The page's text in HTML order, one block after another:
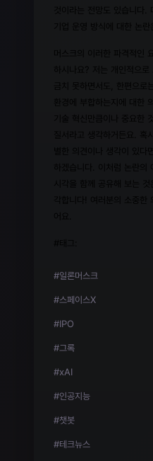
것이라는 전망도 있습니다.
기업 운영 방식에 대한 논
머스크의 이러한 파격적인
하시나요? 저는 개인적으
금치 못하면서도, 한편으
환경에 부합하는지에 대한
기술 혁신만큼이나 중요한
질서라고 생각하거든요. 혹
별한 의견이나 생각이 있다
하겠습니다. 이처럼 논란의
시각을 함께 공유해 보는
각합니다! 여러분의 소중한
어요.
#태그:
#일론머스크
#스페이스X
#IPO
#그록
#xAI
#인공지능
#챗봇
#테크뉴스